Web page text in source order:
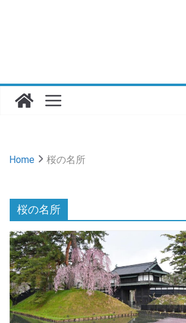
Home 桜の名所
桜の名所